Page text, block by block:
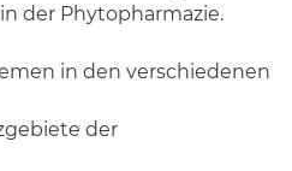
der Phytopharmazie.
in den verschiedenen
der